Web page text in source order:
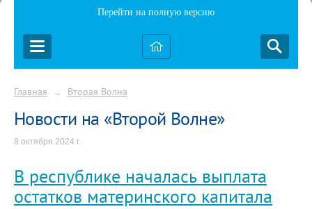
Перейти на полную версию
Главная → Вторая Волна
Новости на «Второй Волне»
8 октября 2024 г.
В республике началась выплата
остатков материнского капитала